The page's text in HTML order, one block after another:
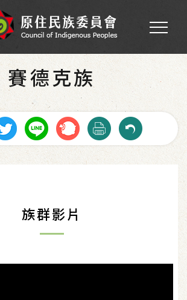
原住民族介紹 - 原住民族16族簡介
賽德克族
族群影片